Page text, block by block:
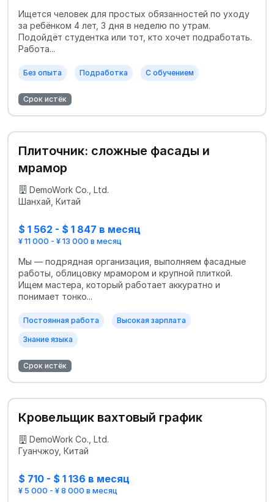
Ищется человек для простых обязанностей по уходу
за ребёнком 4 лет, 3 дня в неделю по утрам.
Подойдёт студентка или тот, кто хочет подработать.
Работа...
Без опыта Подработка С обучением
Срок истёк
Плиточник: сложные фасады и
мрамор
DemoWork Co., Ltd.
Шанхай, Китай
$ 1 562 - $ 1 847 в месяц
¥ 11 000 - ¥ 13 000 в месяц
Мы — подрядная организация, выполняем фасадные
работы, облицовку мрамором и крупной плиткой.
Ищем мастера, который работает аккуратно и
понимает тонко...
Постоянная работа Высокая зарплата
Знание языка
Срок истёк
Кровельщик вахтовый график
DemoWork Co., Ltd.
Гуанчжоу, Китай
$ 710 - $ 1 136 в месяц
¥ 5 000 - ¥ 8 000 в месяц